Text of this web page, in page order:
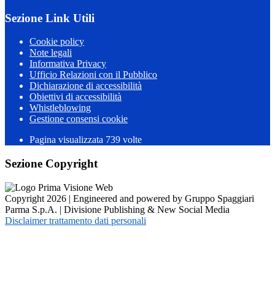
Sezione Link Utili
Cookie policy
Note legali
Informativa Privacy
Ufficio Relazioni con il Pubblico
Dichiarazione di accessibilità
Obiettivi di accessibilità
Whistleblowing
Gestione consensi cookie
Pagina visualizzata 739 volte
Sezione Copyright
Copyright 2026 | Engineered and powered by Gruppo Spaggiari
Parma S.p.A. | Divisione Publishing & New Social Media
Disclaimer trattamento dati personali